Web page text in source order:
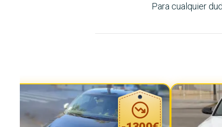
Para cualquier